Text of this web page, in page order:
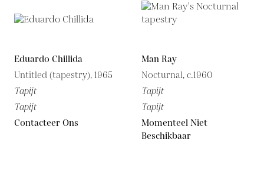
Eduardo Chillida
Untitled (tapestry), 1965
Tapijt
Tapijt
Contacteer Ons
Man Ray
Nocturnal, c.1960
Tapijt
Tapijt
Momenteel Niet
Beschikbaar